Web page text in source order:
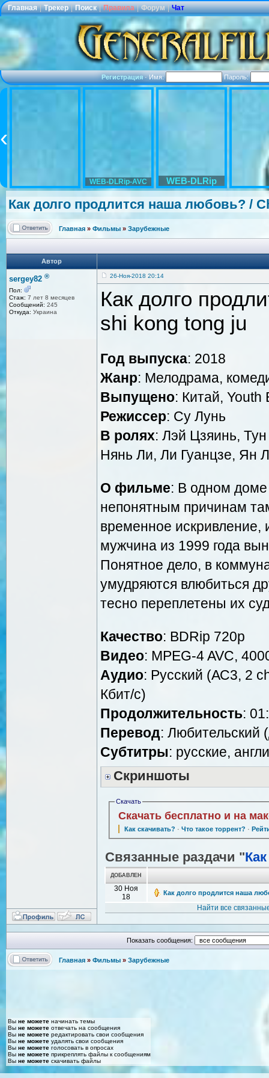
Главная | Трекер | Поиск | Правила | Форум | Чат
Регистрация·Имя: Пароль:
WEB-DLRip-AVC WEB-DLRip
Как долго продлится наша любовь? /
Главная » Фильмы » Зарубежные
Автор
sergey82 ®
Пол:
Стаж: 7 лет 8 месяцев
Сообщений: 245
Откуда: Украина
26-Ноя-2018 20:14
Как долго
shi kong tong ju
Год выпуска: 2018
Жанр: Мелодрама,
Выпущено: Китай, Youth
Режиссер: Су Лунь
В ролях: Лэй Цзяинь,
Нянь Ли, Ли Гуанцзе, Ян
О фильме: В одном доме
непонятным причинам
временное искривление,
мужчина из 1999 года
Понятное дело, в
умудряются влюбиться
тесно переплетены их
Качество: BDRip 720p
Видео: MPEG-4 AVC,
Аудио: Русский (АС3, 2
Кбит/с)
Продолжительность:
Перевод: Любительский
Cубтитры: русские,
Скриншоты
Скачать
Скачать бесплатно и на
Как скачивать? · Что такое торрент? ·
Связанные раздачи "
ДОБАВЛЕН
30 Ноя
18
Как долго продлится наша
Найти все
Показать сообщения:
Главная » Фильмы » Зарубежные
Вы не можете начинать темы
Вы не можете отвечать на сообщения
Вы не можете редактировать свои сообщения
Вы не можете удалять свои сообщения
Вы не можете голосовать в опросах
Вы не можете прикреплять файлы к сообщениям
Вы не можете скачивать файлы